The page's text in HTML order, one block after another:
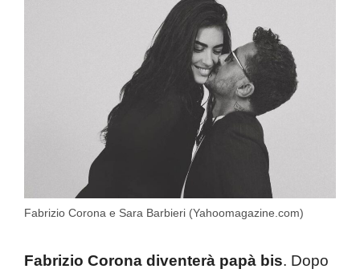
Fabrizio Corona e Sara Barbieri (Yahoomagazine.com)
Fabrizio Corona diventerà papà bis. Dopo